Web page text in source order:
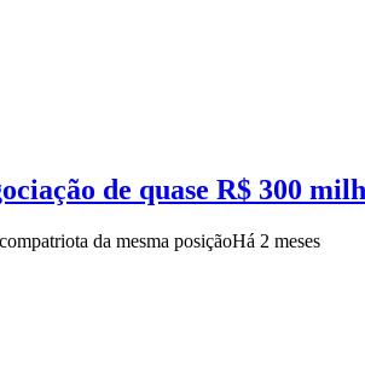
de quase R$ 300
da mesma posiçãoHá 2 meses